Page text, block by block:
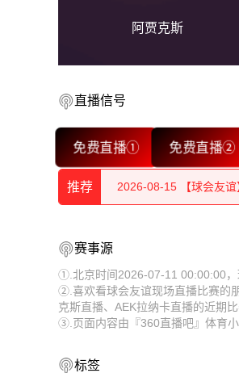
阿贾克斯
直播信号
免费直播① 免费直播②
推荐
2026-08-15 【球会友谊
2026-08-15 【球会友
2026-08-15 【球会友谊
2026-08-15 【球会友
2026-08-15 【球会友谊
2026-08-15 【球会友
赛事源
①.北京时间2026-07-11 00:00:00，
②.喜欢看球会友谊现场直播比赛的
克斯直播、AEK拉纳卡直播的近期
③.页面内容由『360直播吧』体育
标签